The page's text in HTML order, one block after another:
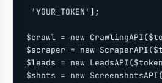
'YOUR_TOKEN'];
$crawl = new
$scraper = new
$leads = new
$shots = new